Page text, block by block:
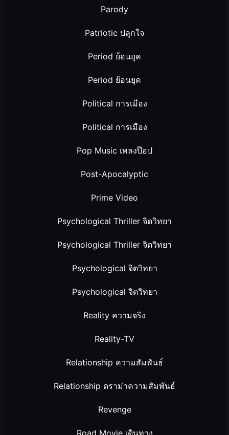
Parody
Patriotic ปลุกใจ
Period ย้อนยุค
Period ย้อนยุค
Political การเมือง
Political การเมือง
Pop Music เพลงป๊อป
Post-Apocalyptic
Prime Video
Psychological Thriller จิตวิทยา
Psychological Thriller จิตวิทยา
Psychological จิตวิทยา
Psychological จิตวิทยา
Reality ความจริง
Reality-TV
Relationship ความสัมพันธ์
Relationship ดราม่าความสัมพันธ์
Revenge
Road Movie เดินทาง